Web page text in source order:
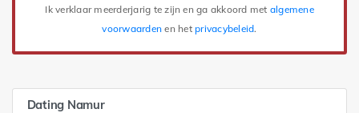
Ik verklaar meerderjarig te zijn en ga akkoord met algemene
voorwaarden en hetprivacybeleid.
Dating Namur